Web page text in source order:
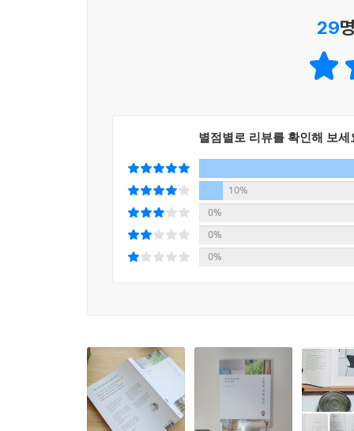
없었다고 말한다. 그러나 살림은 소비의 최전
재사용할 수 있는 방법을 찾고, 마지막 쓰임을 다
『오전의 살림 탐구』에는 저자가 궁리해온
특히, 스텐 프라이팬 사용에 관한 자세한 팁은 저
달리 반영구적으로 쓸 수 있는 스텐 프라이팬은 “
『오전의 살림 탐구』에서는 스텐팬 예열법
눈높이에서 세심하게 설명하고 있어 스텐팬 사용
29
별점별로 리뷰를 확인해 보세
10%
0%
0%
0%